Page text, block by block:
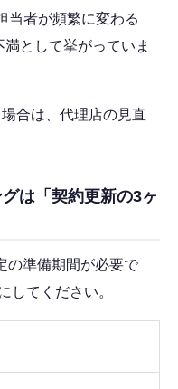
当者が頻繁に変わる
満として挙がっていま
合は、代理店の見直
は「契約更新の3ヶ
の準備期間が必要で
してください。